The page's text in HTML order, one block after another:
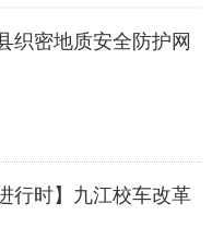
织密地质安全防护网
行时】九江校车改革